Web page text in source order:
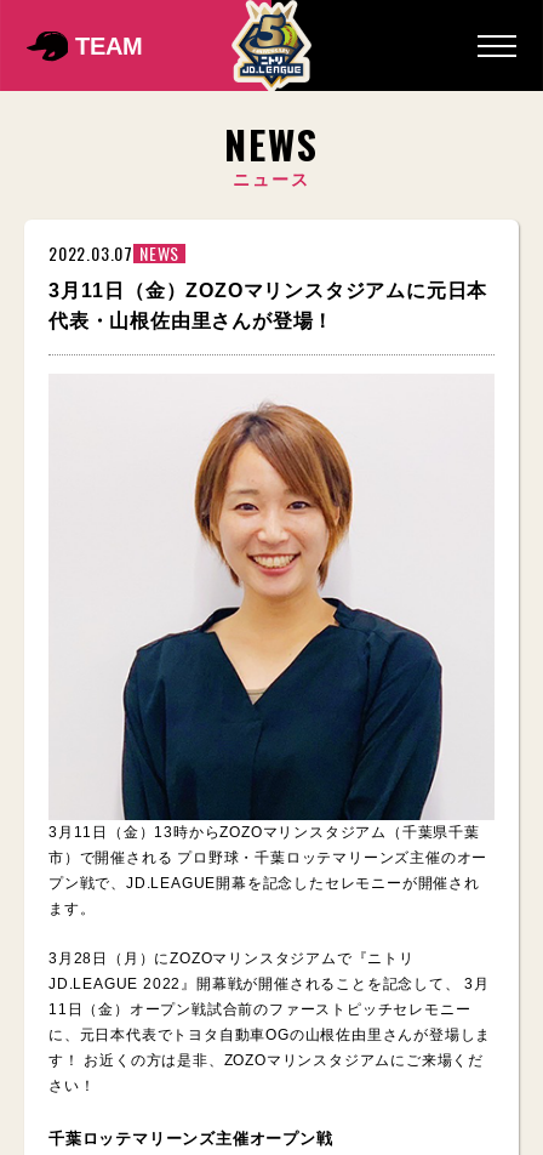
TEAM
NEWS
ニュース
2022.03.07 NEWS
3月11日（金）ZOZOマリンスタジアムに元日本
代表・山根佐由里さんが登場！
3月11日（金）13時からZOZOマリンスタジアム（千葉県千葉
市）で開催される プロ野球・千葉ロッテマリーンズ主催のオー
プン戦で、JD.LEAGUE開幕を記念したセレモニーが開催され
ます。
3月28日（月）にZOZOマリンスタジアムで『ニトリ
JD.LEAGUE 2022』開幕戦が開催されることを記念して、
3月
11日（金）オープン戦試合前のファーストピッチセレモニー
に、元日本代表でトヨタ自動車OGの山根佐由里さんが登場しま
す！
お近くの方は是非、ZOZOマリンスタジアムにご来場くだ
さい！
千葉ロッテマリーンズ主催オープン戦